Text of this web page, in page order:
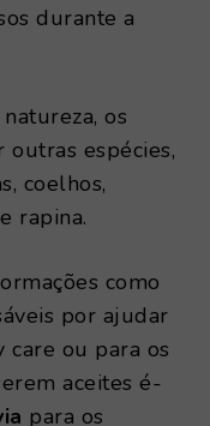
durante a
os
outras espécies,
coelhos,
rapina.
como
por ajudar
care ou para os
aceites é-
para os